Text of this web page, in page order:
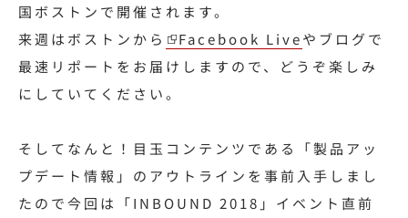
国ボストンで開催されます。
来週はボストンから
Facebook Liveやブログで
最速リポートをお届けしますので、どうぞ楽しみ
にしていてください。
そしてなんと！目玉コンテンツである「製品アッ
プデート情報」のアウトラインを事前入手しまし
たので今回は「INBOUND 2018」イベント直前